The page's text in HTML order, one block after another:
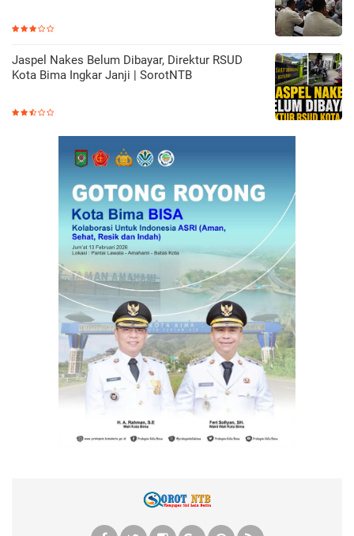
Jaspel Nakes Belum Dibayar, Direktur RSUD
Kota Bima Ingkar Janji | SorotNTB